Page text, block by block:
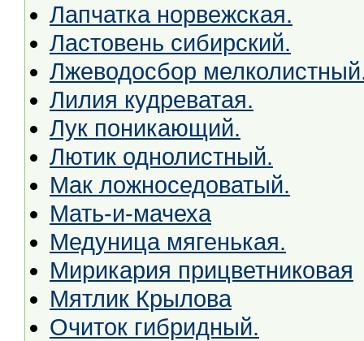
Лапчатка норвежская.
Ластовень сибирский.
Лжеводосбор
Лилия кудреватая.
Лук поникающий.
Лютик однолистный.
Мак ложноседоватый.
Мать-и-мачеха
Медуница мягенькая.
Мирикария прицветниковая
Мятлик Крылова
Очиток гибридный.